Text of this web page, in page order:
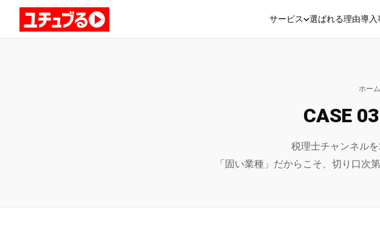
サービス 選ばれる理由導入
ホーム
CASE
税理士チャンネルを
「固い業種」だからこそ、切り口次